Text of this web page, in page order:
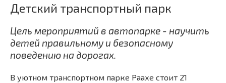
Детский транспортный парк
Цель мероприятий в автопарке - научить
детей правильному и безопасному
поведению на дорогах.
В уютном транспортном парке Раахе стоит 21